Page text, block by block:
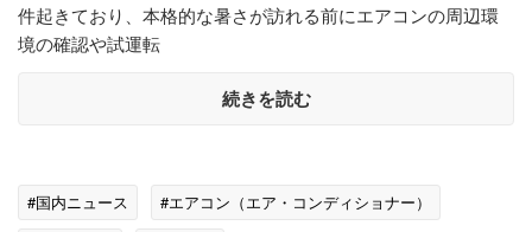
件起きており、本格的な暑さが訪れる前にエアコンの周辺環
境の確認や試運転
続きを読む
#国内ニュース
#エアコン（エア・コンディショナー）